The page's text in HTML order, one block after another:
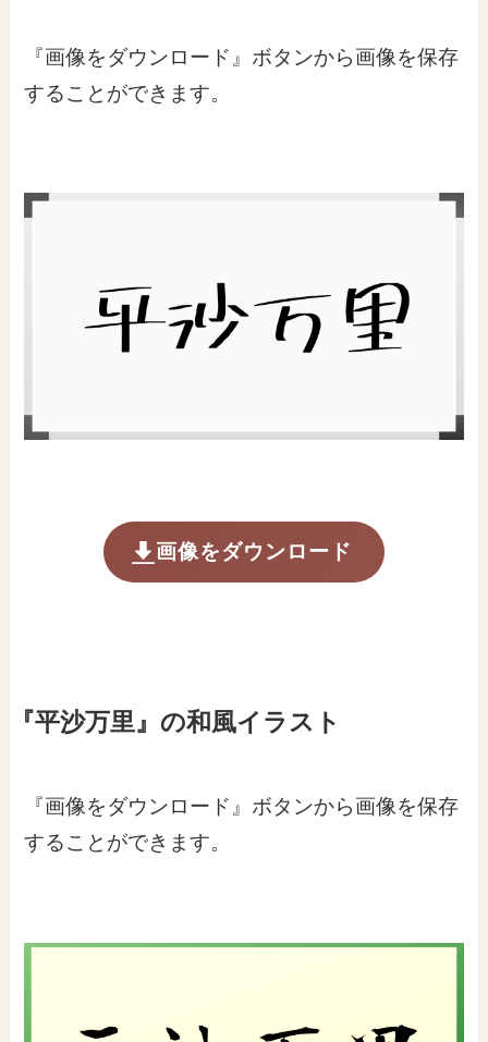
『画像をダウンロード』ボタンから画像を保存
することができます。
画像をダウンロード
『平沙万里』の和風イラスト
『画像をダウンロード』ボタンから画像を保存
することができます。